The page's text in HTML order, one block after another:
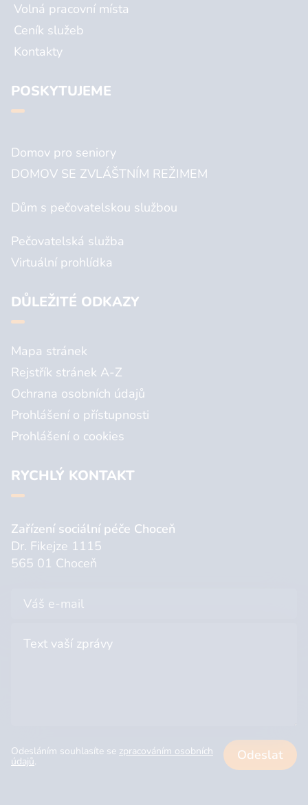
Volná pracovní místa
Ceník služeb
Kontakty
POSKYTUJEME
Domov pro seniory
DOMOV SE ZVLÁŠTNÍM REŽIMEM
Dům s pečovatelskou službou
Pečovatelská služba
Virtuální prohlídka
DŮLEŽITÉ ODKAZY
Mapa stránek
Rejstřík stránek A-Z
Ochrana osobních údajů
Prohlášení o přístupnosti
Prohlášení o cookies
RYCHLÝ KONTAKT
Zařízení sociální péče Choceň
Dr. Fikejze 1115
565 01 Choceň
Odesláním souhlasíte se zpracováním osobních
údajů. Odeslat